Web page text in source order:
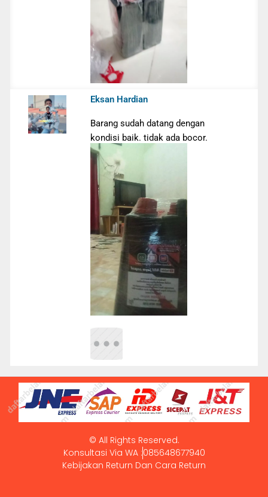
Eksan Hardian
Barang sudah datang dengan
kondisi baik. tidak ada bocor.
© All Rights Reserved.
Konsultasi Via WA :085648677940
Kebijakan Return Dan Cara Return